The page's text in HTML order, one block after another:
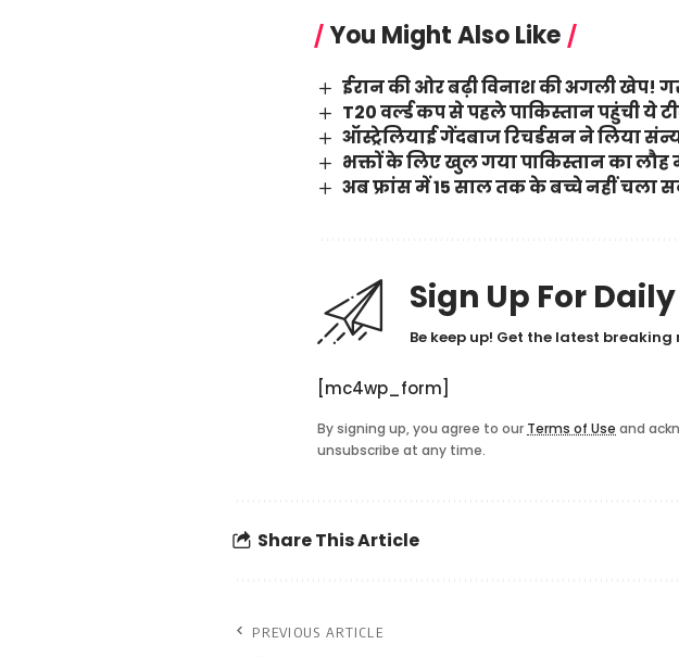
You Might Also Like
ईरान की ओर बढ़ी विनाश की अगली खेप!
T20 वर्ल्ड कप से पहले पाकिस्तान पहुंची ये
ऑस्ट्रेलियाई गेंदबाज रिचर्डसन ने लिया
भक्तों के लिए खुल गया पाकिस्तान का लौह
अब फ्रांस में 15 साल तक के बच्चे नहीं चला
Sign Up For
Be keep up! Get the latest
[mc4wp_form]
By signing up, you agree to our Terms of Use and
unsubscribe at any time.
Share This Article
PREVIOUS ARTICLE